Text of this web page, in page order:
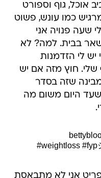
אוכל, גוף וספורט
כמו עונש, פשוט
שעה פנויה אני
בבית. למה? לא
לי הזדמנות
חוץ מזה אם יש
שזה בסדר
היום משום מה
#weightloss
אני לא מתבאסת